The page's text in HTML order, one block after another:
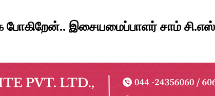
போகிறேன்.. இசையமைப்பாளர் சாம்